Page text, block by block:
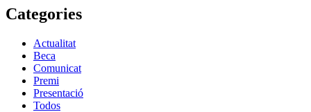
Categories
Actualitat
Beca
Comunicat
Premi
Presentació
Todos